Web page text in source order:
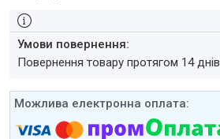
повернення товару протягом 14 днів